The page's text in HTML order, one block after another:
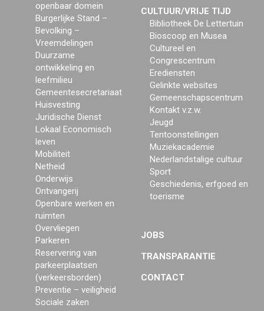
openbaar domein
Burgerlijke Stand –
Bevolking –
Vreemdelingen
Duurzame
ontwikkeling en
leefmilieu
Gemeentesecretariaat
Huisvesting
Juridische Dienst
Lokaal Economisch
leven
Mobiliteit
Netheid
Onderwijs
Ontvangerij
Openbare werken en
ruimten
Overvliegen
Parkeren
Reservering van
parkeerplaatsen
(verkeersborden)
Preventie – veiligheid
Sociale zaken
CULTUUR/VRIJE TIJD
Bibliotheek De Lettertuin
Bioscoop en Musea
Cultureel en
Congrescentrum
Erediensten
Gelinkte websites
Gemeenschapscentrum
Kontakt v.z.w.
Jeugd
Tentoonstellingen
Muziekacademie
Nederlandstalige cultuur
Sport
Geschiedenis, erfgoed en
toerisme
JOBS
TRANSPARANTIE
CONTACT